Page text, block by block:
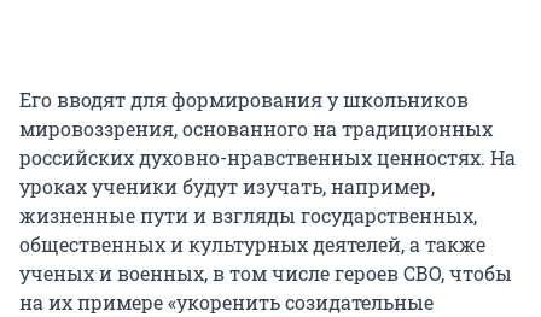
Его вводят для формирования у школьников
мировоззрения, основанного на традиционных
российских духовно-нравственных ценностях. На
уроках ученики будут изучать, например,
жизненные пути и взгляды государственных,
общественных и культурных деятелей, а также
ученых и военных, в том числе героев СВО, чтобы
на их примере «укоренить созидательные